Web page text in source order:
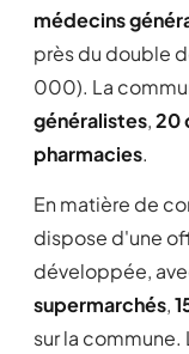
médecins
près du double
000). La
généralistes,20
pharmacies.
En matière de
dispose d'une
développée,
supermarchés,
sur la